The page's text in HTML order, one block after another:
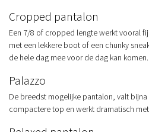
Cropped pantalon
Een 7/8 of cropped lengte werkt vooral
met een lekkere boot of een chunky
de hele dag mee voor de dag kan komen.
Palazzo
De breedst mogelijke pantalon, valt
compactere top en werkt dramatisch